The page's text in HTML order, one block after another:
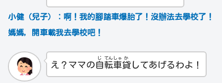
小健（兒子）：啊！我的腳踏車爆胎了！沒辦法去學校了！
媽媽，開車載我去學校吧！
え？ママの自
じ
転
てん
車
しゃ
貸
か
してあげるわよ！